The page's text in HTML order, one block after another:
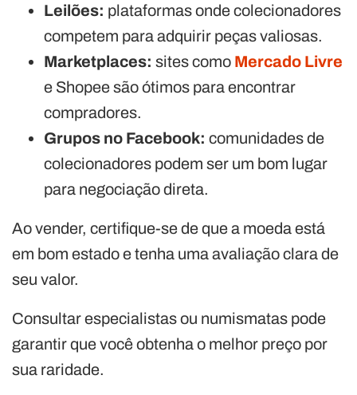
Leilões: plataformas onde colecionadores
competem para adquirir peças valiosas.
Marketplaces: sites como Mercado Livre
e Shopee são ótimos para encontrar
compradores.
Grupos no Facebook: comunidades de
colecionadores podem ser um bom lugar
para negociação direta.
Ao vender, certifique-se de que a moeda está
em bom estado e tenha uma avaliação clara de
seu valor.
Consultar especialistas ou numismatas pode
garantir que você obtenha o melhor preço por
sua raridade.